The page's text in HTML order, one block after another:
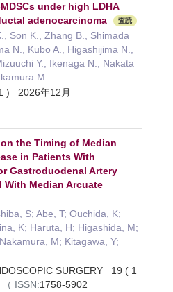
under high LDHA
adenocarcinoma
査読
Son K., Zhang B., Shimada
N., Kubo A., Higashijima N.,
Y., Ikenaga N., Nakata
M.
) 2026年12月
the Timing of Median
in Patients With
Gastroduodenal Artery
With Median Arcuate
S; Abe, T; Ouchida, K;
K; Haruta, H; Higashida, M;
M; Kitagawa, Y;
SURGERY 19 ( 1
（ ISSN:1758-5902